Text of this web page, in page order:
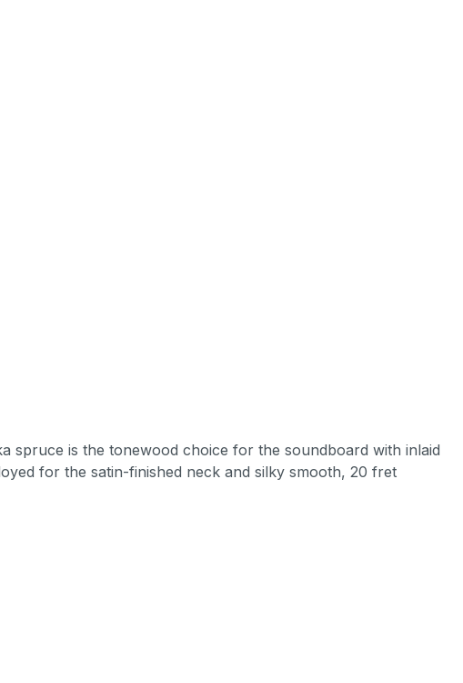
spruce is the tonewood choice for the soundboard with inlaid
for the satin-finished neck and silky smooth, 20 fret